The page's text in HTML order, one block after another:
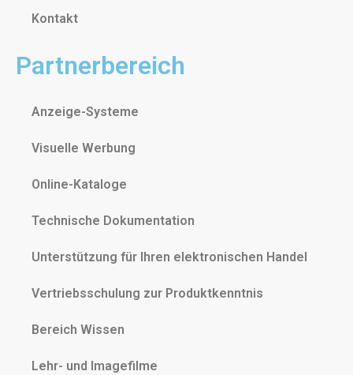
Kontakt
Partnerbereich
Anzeige-Systeme
Visuelle Werbung
Online-Kataloge
Technische Dokumentation
Unterstützung für Ihren elektronischen Handel
Vertriebsschulung zur Produktkenntnis
Bereich Wissen
Lehr- und Imagefilme